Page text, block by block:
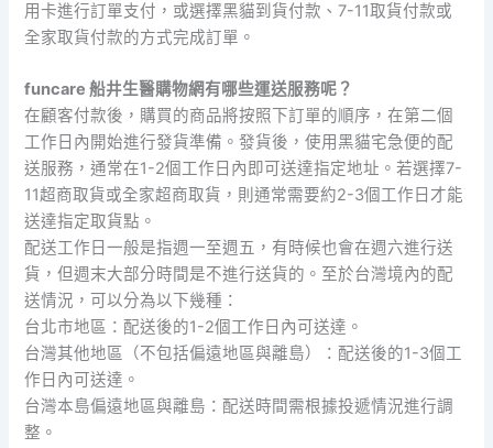
用卡進行訂單支付，或選擇黑貓到貨付款、7-11取貨付款或
全家取貨付款的方式完成訂單。
funcare 船井生醫購物網有哪些運送服務呢？
在顧客付款後，購買的商品將按照下訂單的順序，在第二個
工作日內開始進行發貨準備。發貨後，使用黑貓宅急便的配
送服務，通常在1-2個工作日內即可送達指定地址。若選擇7-
11超商取貨或全家超商取貨，則通常需要約2-3個工作日才能
送達指定取貨點。
配送工作日一般是指週一至週五，有時候也會在週六進行送
貨，但週末大部分時間是不進行送貨的。至於台灣境內的配
送情況，可以分為以下幾種：
台北市地區：配送後的1-2個工作日內可送達。
台灣其他地區（不包括偏遠地區與離島）：配送後的1-3個工
作日內可送達。
台灣本島偏遠地區與離島：配送時間需根據投遞情況進行調
整。